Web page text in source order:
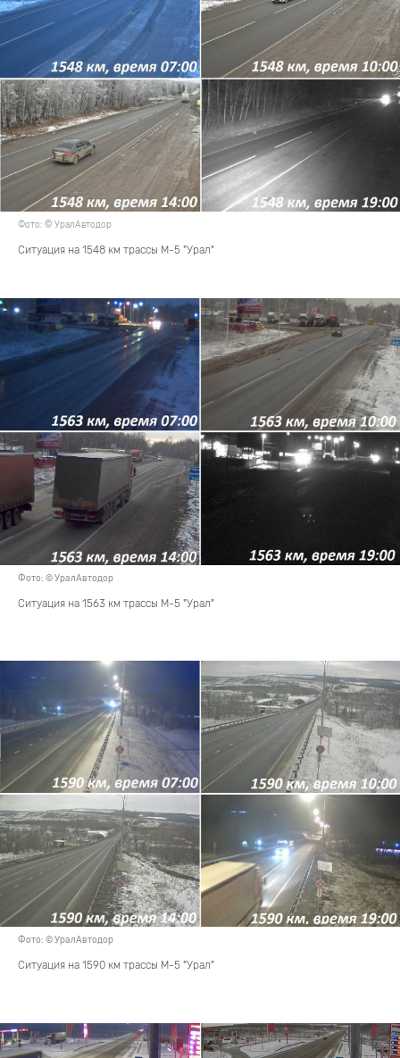
Фото: © УралАвтодор
Ситуация на 1548 км трассы М-5 "Урал"
Фото: © УралАвтодор
Ситуация на 1563 км трассы М-5 "Урал"
Фото: © УралАвтодор
Ситуация на 1590 км трассы М-5 "Урал"